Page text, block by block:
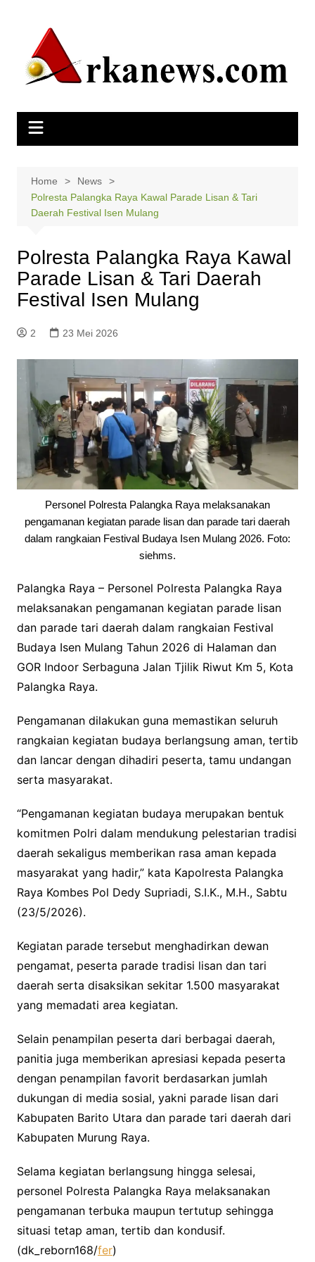
Home
News
Polresta Palangka Raya Kawal Parade Lisan & Tari
Daerah Festival Isen Mulang
Polresta Palangka Raya Kawal
Parade Lisan & Tari Daerah
Festival Isen Mulang
2 23 Mei 2026
Personel Polresta Palangka Raya melaksanakan
pengamanan kegiatan parade lisan dan parade tari daerah
dalam rangkaian Festival Budaya Isen Mulang 2026. Foto:
siehms.
Palangka Raya – Personel Polresta Palangka Raya
melaksanakan pengamanan kegiatan parade lisan
dan parade tari daerah dalam rangkaian Festival
Budaya Isen Mulang Tahun 2026 di Halaman dan
GOR Indoor Serbaguna Jalan Tjilik Riwut Km 5, Kota
Palangka Raya.
Pengamanan dilakukan guna memastikan seluruh
rangkaian kegiatan budaya berlangsung aman, tertib
dan lancar dengan dihadiri peserta, tamu undangan
serta masyarakat.
“Pengamanan kegiatan budaya merupakan bentuk
komitmen Polri dalam mendukung pelestarian tradisi
daerah sekaligus memberikan rasa aman kepada
masyarakat yang hadir,” kata Kapolresta Palangka
Raya Kombes Pol Dedy Supriadi, S.I.K., M.H., Sabtu
(23/5/2026).
Kegiatan parade tersebut menghadirkan dewan
pengamat, peserta parade tradisi lisan dan tari
daerah serta disaksikan sekitar 1.500 masyarakat
yang memadati area kegiatan.
Selain penampilan peserta dari berbagai daerah,
panitia juga memberikan apresiasi kepada peserta
dengan penampilan favorit berdasarkan jumlah
dukungan di media sosial, yakni parade lisan dari
Kabupaten Barito Utara dan parade tari daerah dari
Kabupaten Murung Raya.
Selama kegiatan berlangsung hingga selesai,
personel Polresta Palangka Raya melaksanakan
pengamanan terbuka maupun tertutup sehingga
situasi tetap aman, tertib dan kondusif.
(dk_reborn168/fer)